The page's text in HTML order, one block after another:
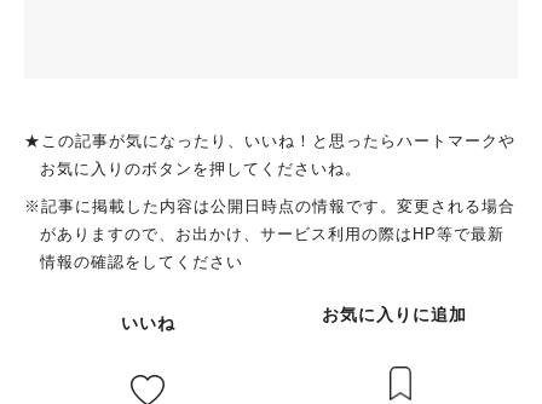
★この記事が気になったり、いいね！と思ったらハートマークや
お気に入りのボタンを押してくださいね。
※記事に掲載した内容は公開日時点の情報です。変更される場合
がありますので、お出かけ、サービス利用の際はHP等で最新
情報の確認をしてください
いいね お気に入りに追加